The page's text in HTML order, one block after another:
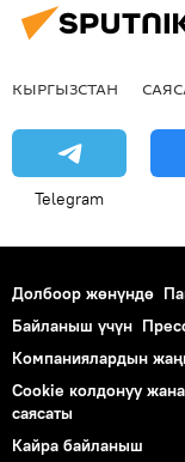
КЫРГЫЗСТАН
Telegram
Долбоор жөнүндө
Байланыш үчүн
Компаниялардын
Cookie колдонуу
саясаты
Кайра байланыш